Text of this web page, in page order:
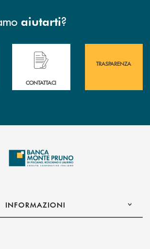
aiutarti?
delle&nbsp; filiali&nbsp; di Banca
Hai bisogno di assistenza immediata?
CONTATTACI
TRASPARENZA
INFORMAZIONI